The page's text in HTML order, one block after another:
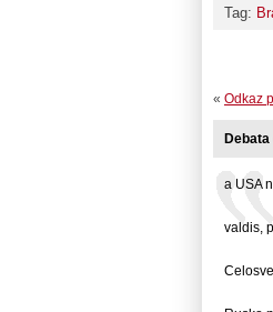
Tag:
« Odkaz
a USA
valdis,